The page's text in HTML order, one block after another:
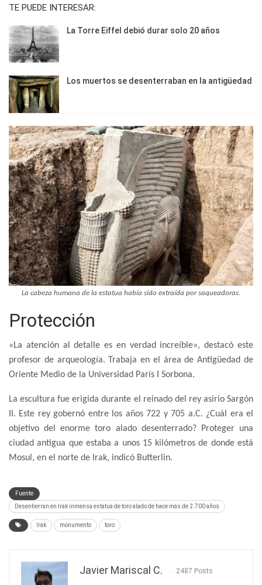
TE PUEDE INTERESAR:
La Torre Eiffel debió durar solo 20 años
Los muertos se desenterraban en la antigüedad
La cabeza humana de la estatua había sido extraída por saqueadoras.
Protección
«La atención al detalle es en verdad increíble», destacó este
profesor de arqueología. Trabaja en el área de Antigüedad de
Oriente Medio de la Universidad París I Sorbona.
La escultura fue erigida durante el reinado del rey asirio Sargón
II. Este rey gobernó entre los años 722 y 705 a.C. ¿Cuál era el
objetivo del enorme toro alado desenterrado? Proteger una
ciudad antigua que estaba a unos 15 kilómetros de donde está
Mosul, en el norte de Irak, indicó Butterlin.
Fuente
Desentierran en Irak inmensa estatua de toro alado de hace más de 2.700 años
Irak monumento toro
Javier Mariscal C. 2487 Posts